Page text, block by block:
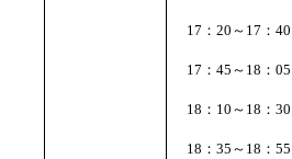
(10
17：20～17：
(5分
17：45～18：
(5分
18：10～18：
(5分
18：35～18：